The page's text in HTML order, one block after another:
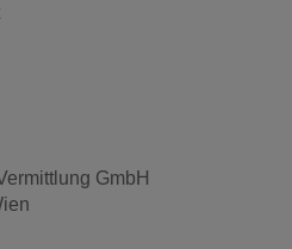
GmbH